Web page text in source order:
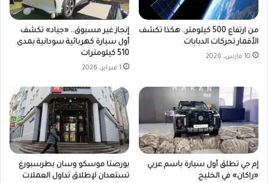
من ارتفاع 500 كيلومتر.. هكذا تكشف
الأقمار تحركات الدبابات
10 مارس، 2026
إنجاز غير مسبوق.. «جياد» تكشف
أول سيارة كهربائية سودانية بمدى
510 كيلومترات
1 فبراير، 2026
إم جي تطلق أول سيارة باسم عربي
«راكان» في الخليج
بورصتا موسكو وسان بطرسبورغ
تستعدان لإطلاق تداول العملات